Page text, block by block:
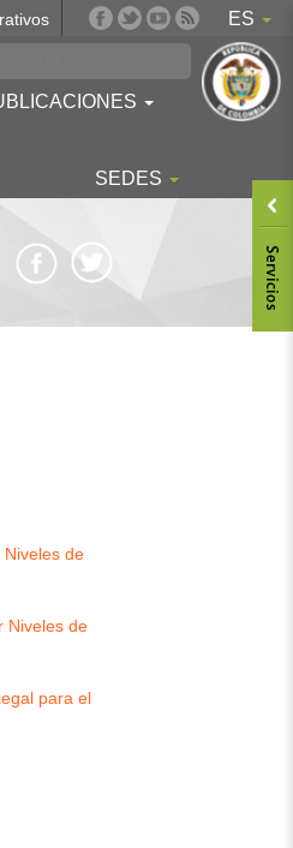
ES
SEDES
Body
de
Niveles de
para el